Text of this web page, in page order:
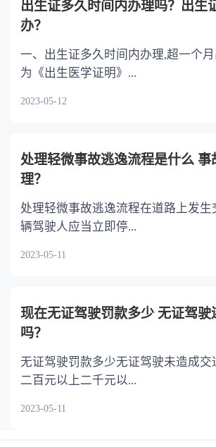
出生证多久时间内办理吗？出生
办？
一、出生证多久时间内办理,超一个
为《出生医学证明》...
2023-05-12
处理轻微事故逃逸流程是什么 事
理？
处理轻微事故逃逸流程在道路上发生
辆驾驶人应当立即停...
2023-05-11
现在无证驾驶罚款多少 无证驾驶
吗？
无证驾驶罚款多少无证驾驶未造成交
二百元以上二千元以...
2023-05-11